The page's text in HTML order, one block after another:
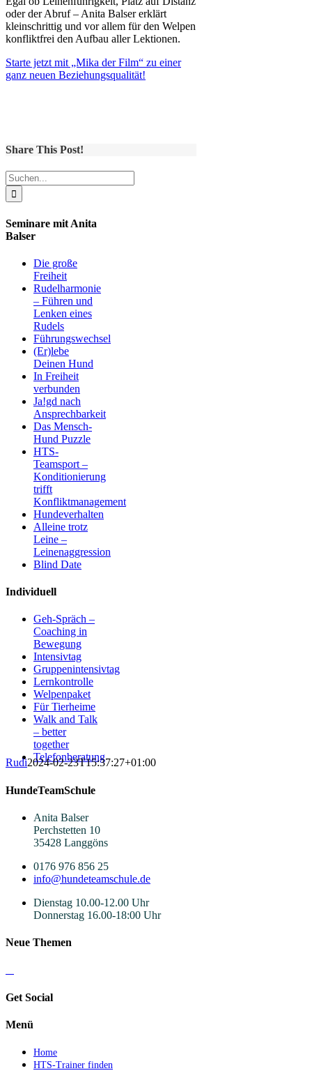
oder der Abruf – Anita Balser erklärt
kleinschrittig und vor allem für den Welpen
konfliktfrei den Aufbau aller Lektionen.
Starte jetzt mit „Mika der Film“ zu einer
ganz neuen Beziehungsqualität!
Share This Post!
Suche
nach:
Seminare mit Anita
Balser
Die große
Freiheit
Rudelharmonie
– Führen und
Lenken eines
Rudels
Führungswechsel
(Er)lebe
Deinen Hund
In Freiheit
verbunden
Ja!gd nach
Ansprechbarkeit
Das Mensch-
Hund Puzzle
HTS-
Teamsport –
Konditionierung
trifft
Konfliktmanagement
Hundeverhalten
Alleine trotz
Leine –
Leinenaggression
Blind Date
Individuell
Geh-Spräch –
Coaching in
Bewegung
Intensivtag
Gruppenintensivtag
Lernkontrolle
Welpenpaket
Für Tierheime
Walk and Talk
– better
together
Telefonberatung
Rudi2024-02-23T15:37:27+01:00
HundeTeamSchule
Anita Balser
Perchstetten 10
35428 Langgöns
0176 976 856 25
info@hundeteamschule.de
Dienstag 10.00-12.00 Uhr
Donnerstag 16.00-18:00 Uhr
Neue Themen
Get Social
Menü
Home
HTS-Trainer finden